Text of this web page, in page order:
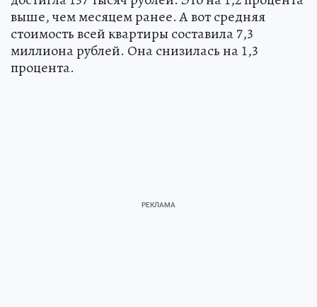
выше, чем месяцем ранее. А вот средняя
стоимость всей квартиры составила 7,3
миллиона рублей. Она снизилась на 1,3
процента.